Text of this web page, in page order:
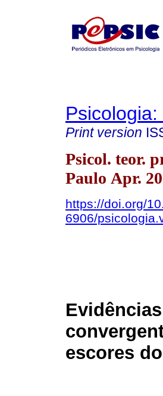
Print version
Psicol. teor.
Paulo Apr.
https://doi.org/
6906/
escores